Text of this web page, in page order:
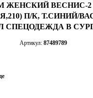
ЖЕНСКИЙ ВЕСНИС-2
П/К, Т.СИНИЙ/
СПЕЦОДЕЖДА В
Артикул: 87489789